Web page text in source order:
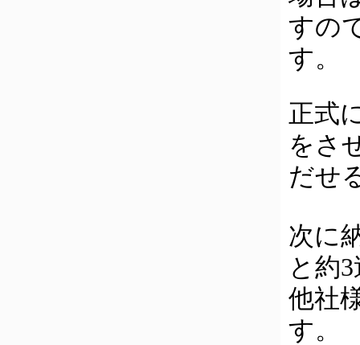
すの
す。
正式
をさ
だせ
次に
と約
他社
す。